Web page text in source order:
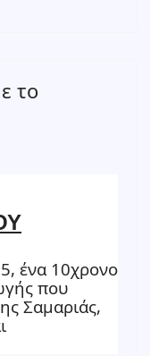
το
ένα 10χρονο
που
Σαμαριάς,